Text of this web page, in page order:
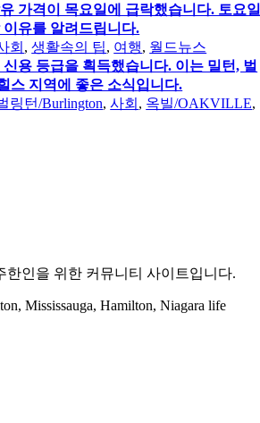
가격이 목요일에 급락했습니다. 토요
유를 알려드립니다.
회 ,생활속의 팁, 여행, 월드뉴스
용 등급을 획득했습니다. 이는 밀턴, 벌
스 지역에 좋은 소식입니다.
링턴/Burlington,사회 , 옥빌/OAKVILLE,
한인을 위한 커뮤니티 사이트입니다.
Mississauga, Hamilton, Niagara life